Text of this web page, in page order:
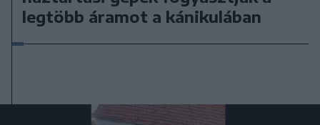
legtöbb áramot a kánikulában